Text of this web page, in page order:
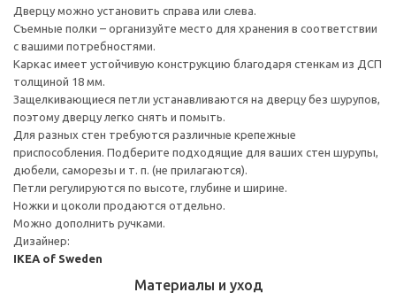
Дверцу можно установить справа или слева.
Съемные полки – организуйте место для хранения в соответствии
с вашими потребностями.
Каркас имеет устойчивую конструкцию благодаря стенкам из ДСП
толщиной 18 мм.
Защелкивающиеся петли устанавливаются на дверцу без шурупов,
поэтому дверцу легко снять и помыть.
Для разных стен требуются различные крепежные
приспособления. Подберите подходящие для ваших стен шурупы,
дюбели, саморезы и т. п. (не прилагаются).
Петли регулируются по высоте, глубине и ширине.
Ножки и цоколи продаются отдельно.
Можно дополнить ручками.
Дизайнер:
IKEA of Sweden
Материалы и уход